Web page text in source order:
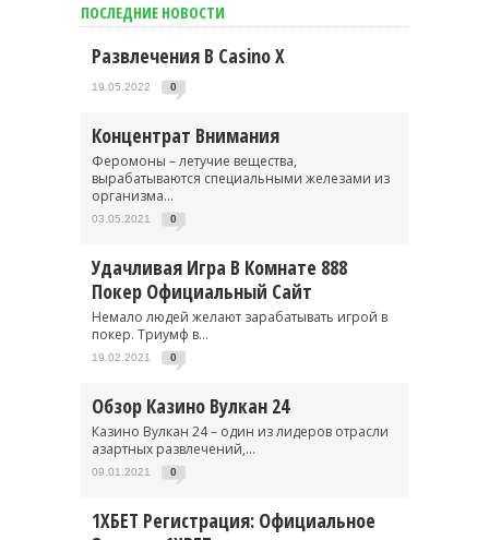
ПОСЛЕДНИЕ НОВОСТИ
Развлечения В Casino X
19.05.2022 0
Концентрат Внимания
Феромоны – летучие вещества,
вырабатываются специальными железами из
организма...
03.05.2021 0
Удачливая Игра В Комнате 888
Покер Официальный Сайт
Немало людей желают зарабатывать игрой в
покер. Триумф в...
19.02.2021 0
Обзор Казино Вулкан 24
Казино Вулкан 24 – один из лидеров отрасли
азартных развлечений,...
09.01.2021 0
1ХБЕТ Регистрация: Официальное